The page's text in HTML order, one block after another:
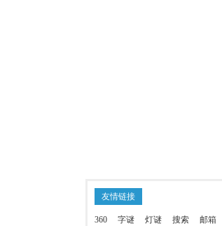
友情链接
360 字谜 灯谜 搜索 邮箱